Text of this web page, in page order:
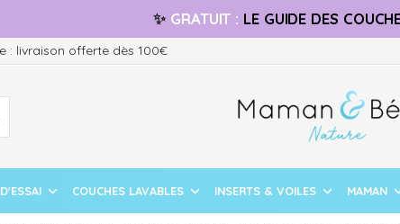
✨ GRATUIT : LE GUIDE DES
: livraison offerte dès 100€
COUCHES LAVABLES INSERTS & VOILES MAMAN